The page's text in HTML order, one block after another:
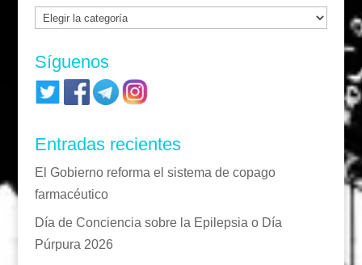
Categorías
Síguenos
Entradas recientes
El Gobierno reforma el sistema de copago
farmacéutico
Día de Conciencia sobre la Epilepsia o Día
Púrpura 2026